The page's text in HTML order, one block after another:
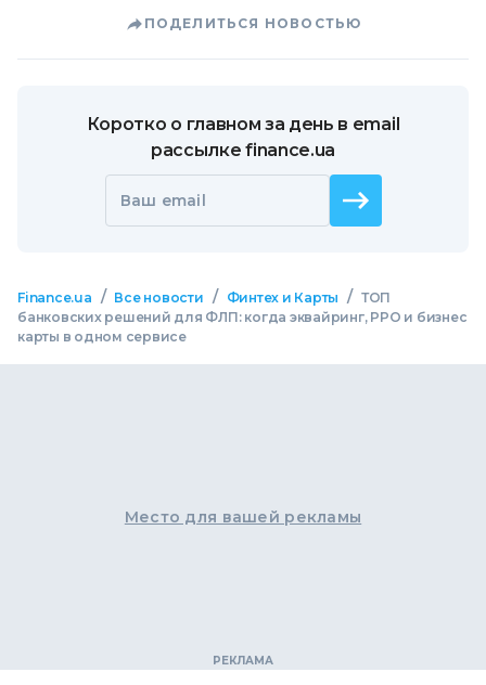
ПОДЕЛИТЬСЯ НОВОСТЬЮ
Коротко о главном за день в email
рассылке finance.ua
Ваш email
Finance.ua / Все новости / Финтех и Карты / ТОП
банковских решений для ФЛП: когда эквайринг, РРО и бизнес
карты в одном сервисе
Место для вашей рекламы